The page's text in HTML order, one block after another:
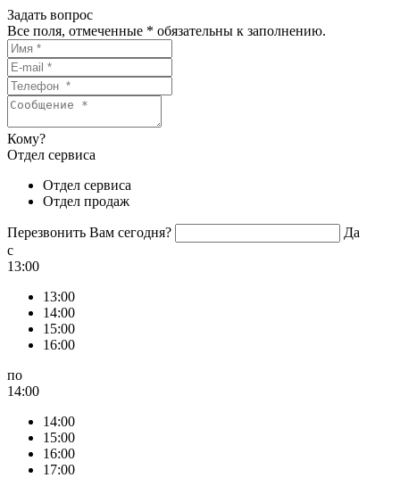
Задать вопрос
Все поля, отмеченные * обязательны к заполнению.
Кому?
Отдел сервиса
Отдел сервиса
Отдел продаж
Перезвонить Вам сегодня?
Да
c
13:00
13:00
14:00
15:00
16:00
по
14:00
14:00
15:00
16:00
17:00